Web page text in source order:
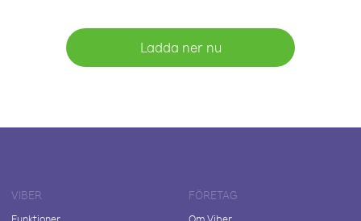
Ladda ner nu
VIBER FÖRETAG